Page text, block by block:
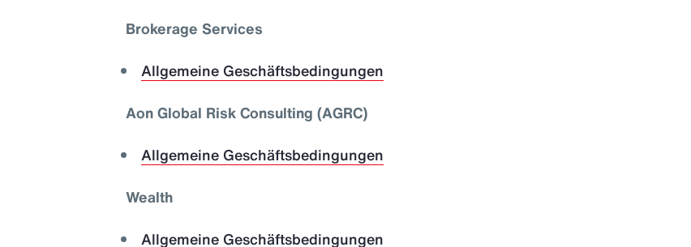
Brokerage Services
Allgemeine Geschäftsbedingungen
Aon Global Risk Consulting (AGRC)
Allgemeine Geschäftsbedingungen
Wealth
Allgemeine Geschäftsbedingungen